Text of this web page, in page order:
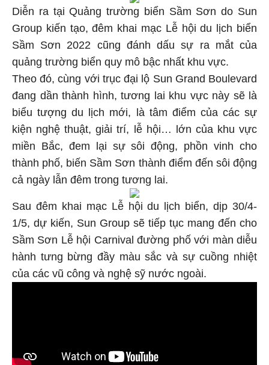
Diễn ra tại Quảng trường biển Sầm Sơn do Sun
Group kiến tạo, đêm khai mạc Lễ hội du lịch biển
Sầm Sơn 2022 cũng đánh dấu sự ra mắt của
quảng trường biển quy mô bậc nhất khu vực.
Theo đó, cùng với trục đại lộ Sun Grand Boulevard
đang dần thành hình, tương lai khu vực này sẽ là
biểu tượng du lịch mới, là tâm điểm của các sự
kiện nghệ thuật, giải trí, lễ hội… lớn của khu vực
miền Bắc, đem lại sự sôi động, phồn vinh cho
thành phố, biến Sầm Sơn thành điểm đến sôi động
cả ngày lẫn đêm trong tương lai.
Sau đêm khai mạc Lễ hội du lịch biển, dịp 30/4-
1/5, dự kiến, Sun Group sẽ tiếp tục mang đến cho
Sầm Sơn Lễ hội Carnival đường phố với màn diễu
hành tưng bừng đầy màu sắc và sự cuồng nhiệt
của các vũ công và nghệ sỹ nước ngoài.